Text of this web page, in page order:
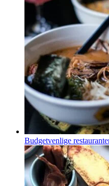
Budgetvenlige